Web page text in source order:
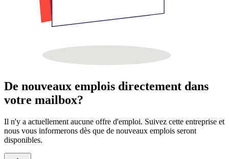
De nouveaux emplois directement dans
votre mailbox?
Il n'y a actuellement aucune offre d'emploi. Suivez cette entreprise et
nous vous informerons dès que de nouveaux emplois seront
disponibles.